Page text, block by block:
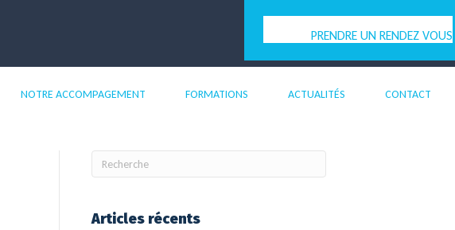
PRENDRE UN RENDEZ VOUS
NOTRE ACCOMPAGEMENT FORMATIONS ACTUALITÉS CONTACT
Articles récents